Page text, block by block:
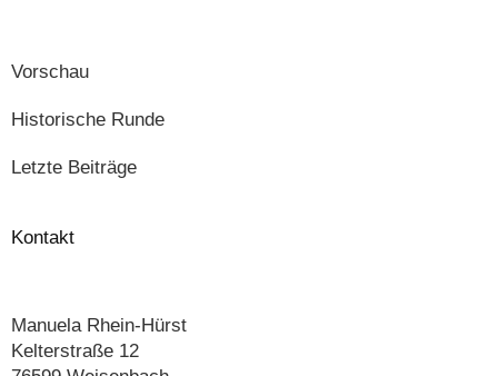
Vorschau
Historische Runde
Letzte Beiträge
Kontakt
Manuela Rhein-Hürst
Kelterstraße 12